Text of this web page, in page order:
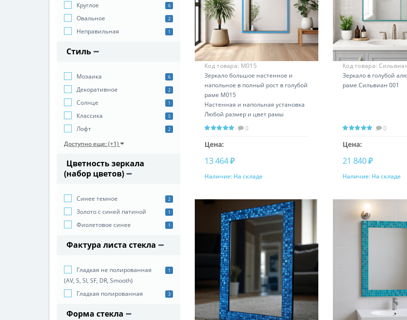
Круглое 6
Овальное 2
Неправильная 1
Стиль
Мозаика 6
Декоративное 2
Cолнце 1
Классика 5
Лофт 2
Доступно еще: (+1)
Цветность зеркала
(набор цветов)
Синее темное 2
Золото с синей патиной 1
Фиолетовое синее 1
Фактура листа стекла
Гладкая не полированная
(AV, S, SI, SF, DR, Smooth)
1
Гладкая полированная 3
Форма стекла
Код товара: М015
Зеркало большое настенное и
напольное в полный рост в голубой
раме М015
Настенная и напольная установка
Любой размер и цвет рамы
0
Цена:
13 464 ₽
Купить
Наличие: На складе
Код товара:
Зеркало в голубой
раме Сильвиан 001
0
Цена:
21 840 ₽
Купить
Наличие: На складе